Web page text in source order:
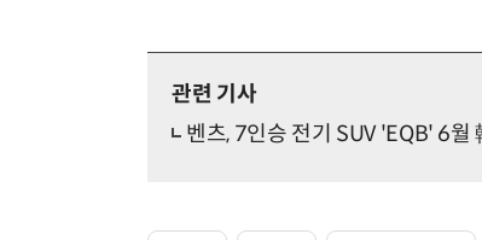
관련 기사
벤츠, 7인승 전기 SUV 'EQB' 6